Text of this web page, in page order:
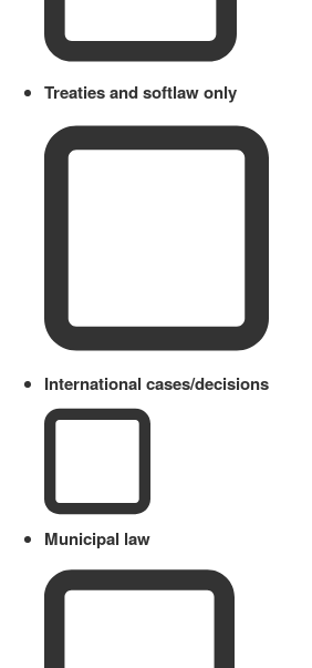
Treaties and softlaw only
International cases/decisions
Municipal law